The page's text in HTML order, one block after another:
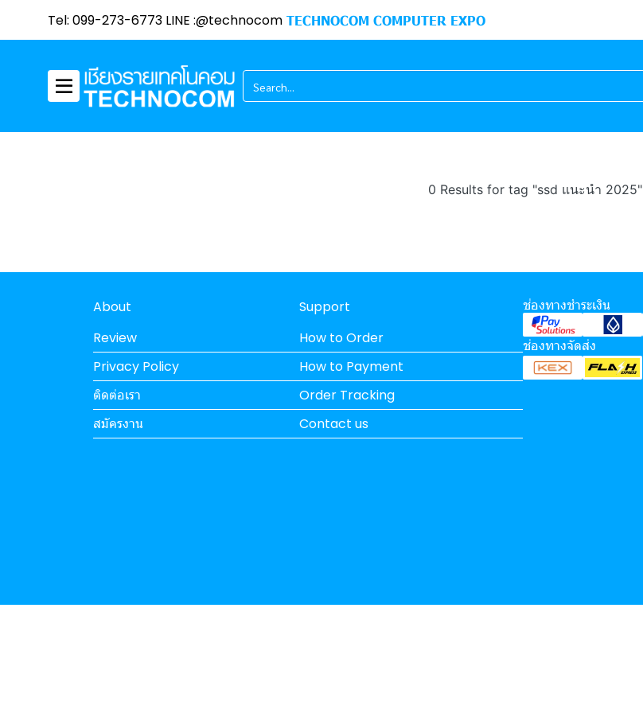
Tel: 099-273-6773 LINE :@technocom TECHNOCOM COMPUTER EXPO
0 Results for tag "ssd แนะนำ 2025"
About
Review
Privacy Policy
ติดต่อเรา
สมัครงาน
Support
How to Order
How to Payment
Order Tracking
Contact us
ช่องทางชำระเงิน
ช่องทางจัดส่ง